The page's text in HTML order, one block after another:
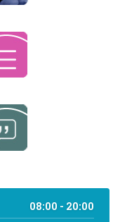
08:00 - 20:00